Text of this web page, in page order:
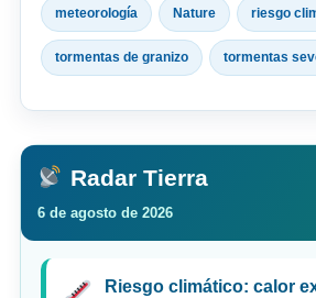
meteorología Nature riesgo
tormentas de granizo tormentas
Radar Tierra
6 de agosto de 2026
Riesgo climático: calor